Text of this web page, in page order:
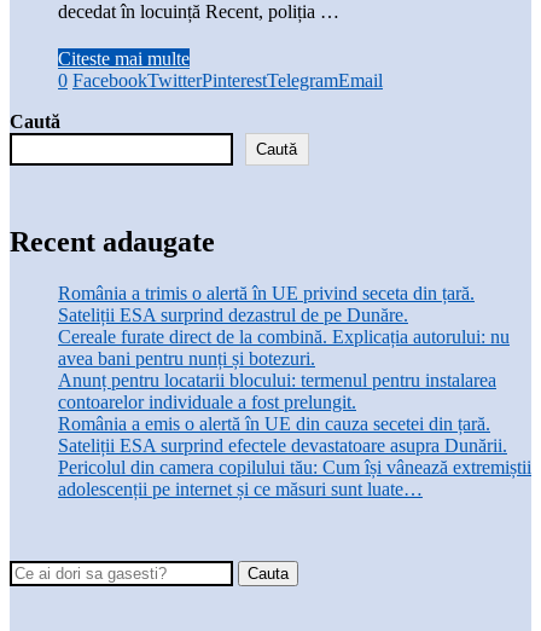
decedat în locuință Recent, poliția …
Citeste mai multe
0 FacebookTwitterPinterestTelegramEmail
Caută
Caută
Recent adaugate
România a trimis o alertă în UE privind seceta din țară.
Sateliții ESA surprind dezastrul de pe Dunăre.
Cereale furate direct de la combină. Explicația autorului: nu
avea bani pentru nunți și botezuri.
Anunț pentru locatarii blocului: termenul pentru instalarea
contoarelor individuale a fost prelungit.
România a emis o alertă în UE din cauza secetei din țară.
Sateliții ESA surprind efectele devastatoare asupra Dunării.
Pericolul din camera copilului tău: Cum își vânează extremiștii
adolescenții pe internet și ce măsuri sunt luate…